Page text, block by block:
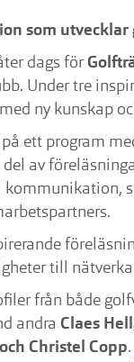
som utvecklar
dags för
Under tre
ny kunskap
ett program
av
till
från både
andra Claes
Christel Copp